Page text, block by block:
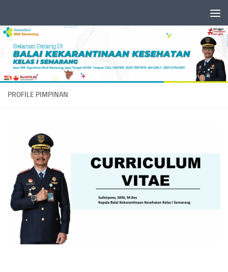
PROFILE PIMPINAN